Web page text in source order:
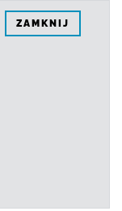
ZAMKNIJ